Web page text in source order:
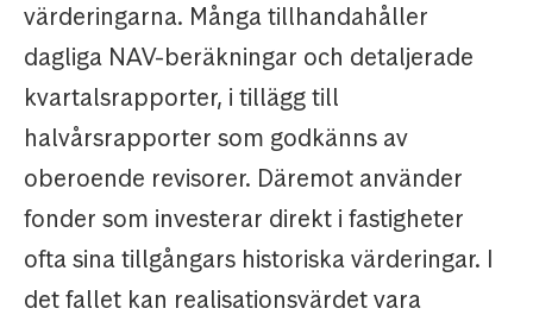
värderingarna. Många tillhandahåller
dagliga NAV-beräkningar och detaljerade
kvartalsrapporter, i tillägg till
halvårsrapporter som godkänns av
oberoende revisorer. Däremot använder
fonder som investerar direkt i fastigheter
ofta sina tillgångars historiska värderingar. I
det fallet kan realisationsvärdet vara